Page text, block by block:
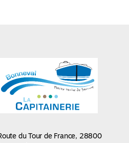
du Tour de France, 28800